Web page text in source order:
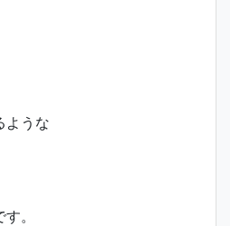
ような
。